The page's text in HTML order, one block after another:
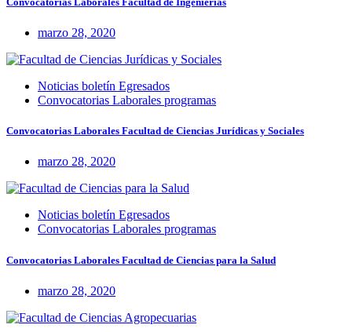
marzo 28, 2020
Noticias boletín Egresados
Convocatorias Laborales programas
Convocatorias Laborales Facultad de Ciencias Jurídicas y Sociales
marzo 28, 2020
Noticias boletín Egresados
Convocatorias Laborales programas
Convocatorias Laborales Facultad de Ciencias para la Salud
marzo 28, 2020